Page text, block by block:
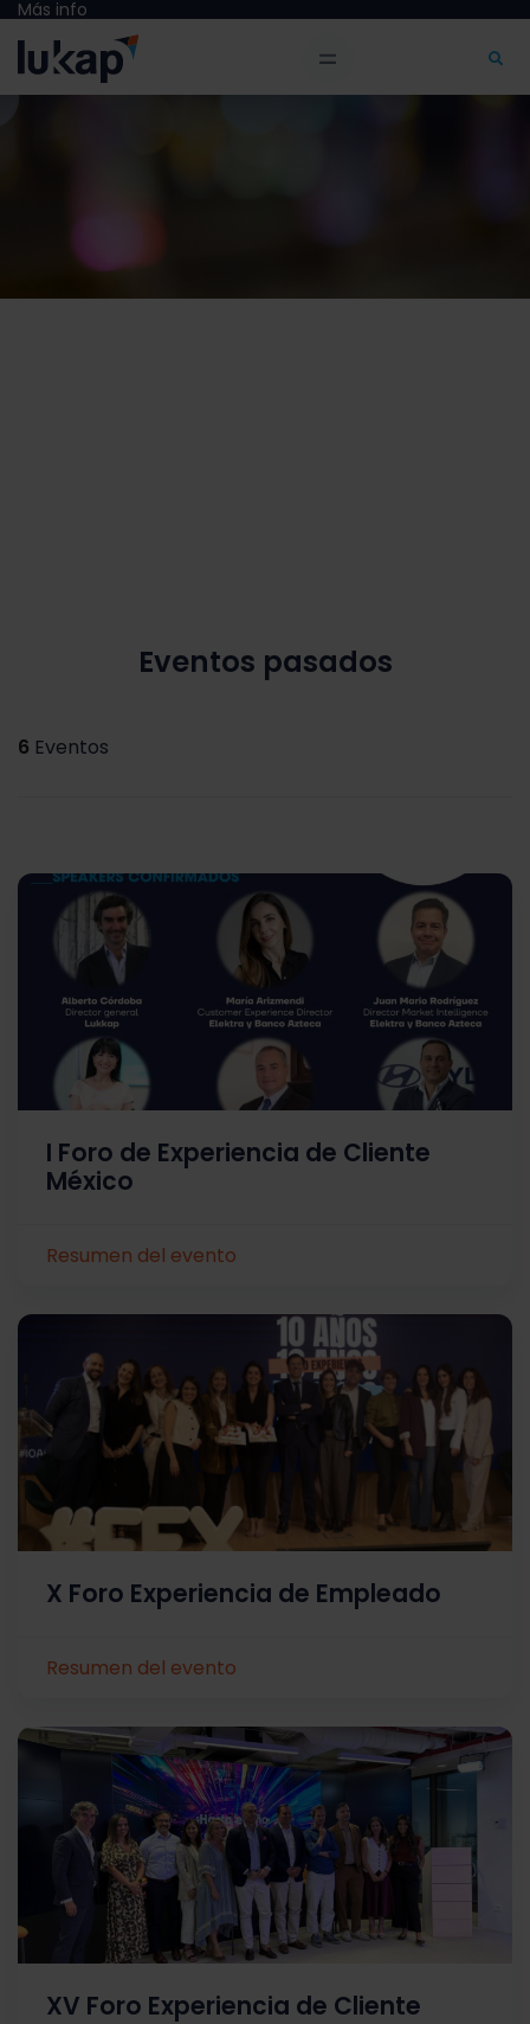
Más info
Eventos pasados
6 Eventos
I Foro de Experiencia de Cliente
México
Resumen del evento
X Foro Experiencia de Empleado
Resumen del evento
XV Foro Experiencia de Cliente